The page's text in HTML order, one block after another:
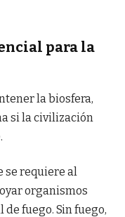
para la
la biosfera,
si la civilización
se requiere al
organismos
fuego. Sin fuego,